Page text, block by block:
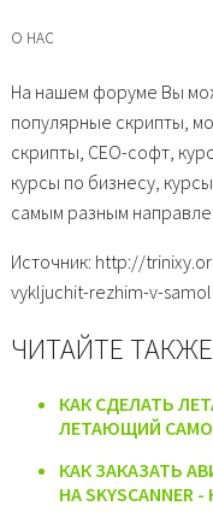
О НАС
На нашем форуме Вы
популярные скрипты,
скрипты, СЕО-софт,
курсы по бизнесу,
самым разным
Источник: http://
vykljuchit-rezhim-v-
ЧИТАЙТЕ
КАК СДЕЛАТЬ
ЛЕТАЮЩИЙ
КАК ЗАКАЗАТЬ
НА